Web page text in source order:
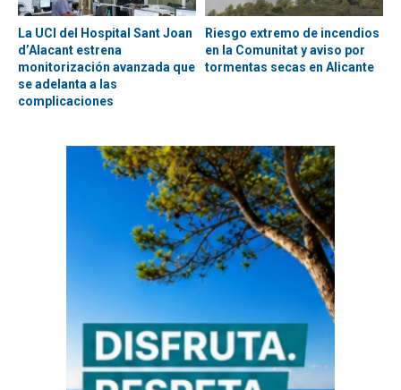
La UCI del Hospital Sant Joan
d’Alacant estrena
monitorización avanzada que
se adelanta a las
complicaciones
Riesgo extremo de incendios
en la Comunitat y aviso por
tormentas secas en Alicante